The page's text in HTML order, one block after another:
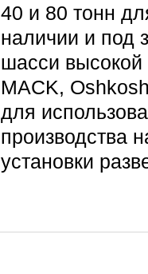
40 и 80 тонн
наличии и под
шасси высокой
MACK,
для
производства
установки